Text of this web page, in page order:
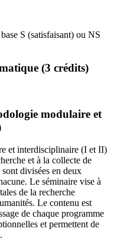
S (satisfaisant) ou NS
(3 crédits)
modulaire et
et interdisciplinaire (I et II)
et à la collecte de
divisées en deux
Le séminaire vise à
de la recherche
Le contenu est
de chaque programme
et permettent de